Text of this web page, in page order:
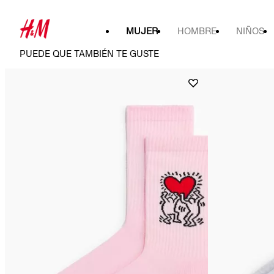
MUJER HOMBRE NIÑOS
PUEDE QUE TAMBIÉN TE GUSTE